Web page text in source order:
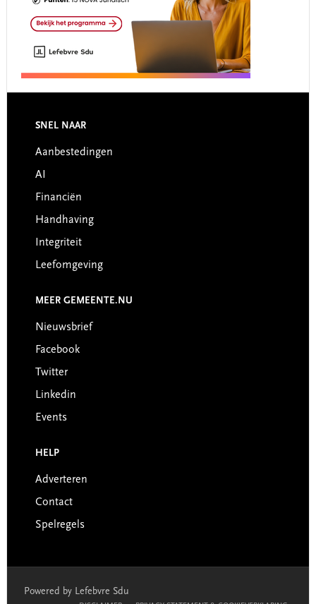
Footer
SNEL NAAR
Aanbestedingen
AI
Financiën
Handhaving
Integriteit
Leefomgeving
MEER GEMEENTE.NU
Nieuwsbrief
Facebook
Twitter
Linkedin
Events
HELP
Adverteren
Contact
Spelregels
Powered by Lefebvre Sdu